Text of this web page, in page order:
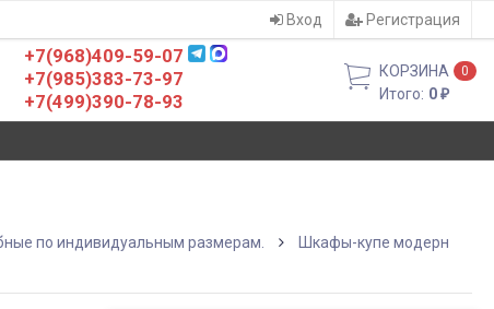
Вход Регистрация
+7(968)409-59-07
+7(985)383-73-97
+7(499)390-78-93
КОРЗИНА 0
Итого: 0₽
по индивидуальным размерам.
Шкафы-купе модерн